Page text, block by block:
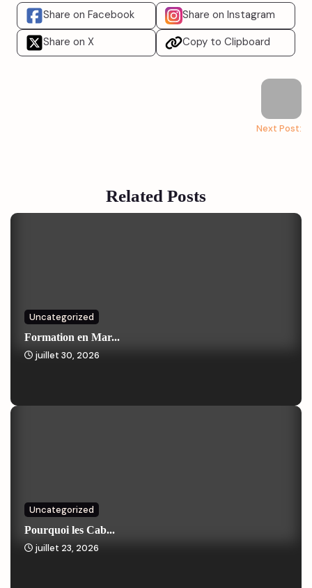
Share on Facebook
Share on Instagram
Share on X
Copy to Clipboard
Next Post:
Related Posts
Uncategorized
Formation en Mar...
juillet 30, 2026
Uncategorized
Pourquoi les Cab...
juillet 23, 2026